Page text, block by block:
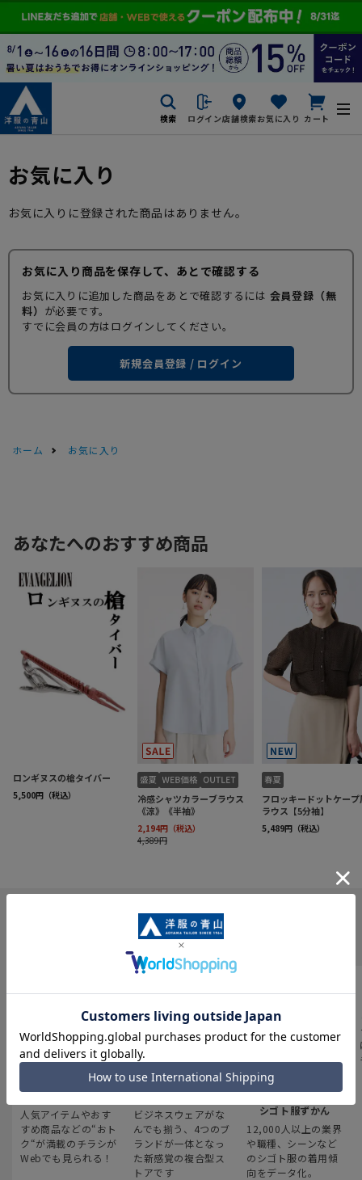
検索 ログイン店舗検索お気に入り カート
お気に入り
お気に入りに登録された商品はありません。
お気に入り商品を保存して、あとで確認する
お気に入りに追加した商品をあとで確認するには 会員登録（無
料） が必要です。
すでに会員の方はログインしてください。
新規会員登録 / ログイン
ホーム お気に入り
INFORMATION
最新のお買い得情報
人気アイテムやおす
すめ商品などの“おト
ク“が満載のチラシが
Webでも見られる！
スーツスクエア
ビジネスウェアがな
んでも揃う、4つのブ
ランドが一体となっ
た新感覚の複合型ス
トアです
みんなの
シゴト服ずかん
12,000人以上の業界
や職種、シーンなど
のシゴト服の着用傾
向をデータ化。